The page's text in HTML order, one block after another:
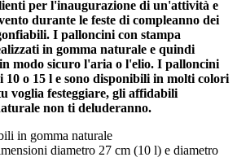
per l'inaugurazione di un'attività e
durante le feste di compleanno dei
I palloncini con stampa
in gomma naturale e quindi
modo sicuro l'aria o l'elio. I palloncini
10 o 15 l e sono disponibili in molti colori
voglia festeggiare, gli affidabili
non ti deluderanno.
in gomma naturale
diametro 27 cm (10 l) e diametro